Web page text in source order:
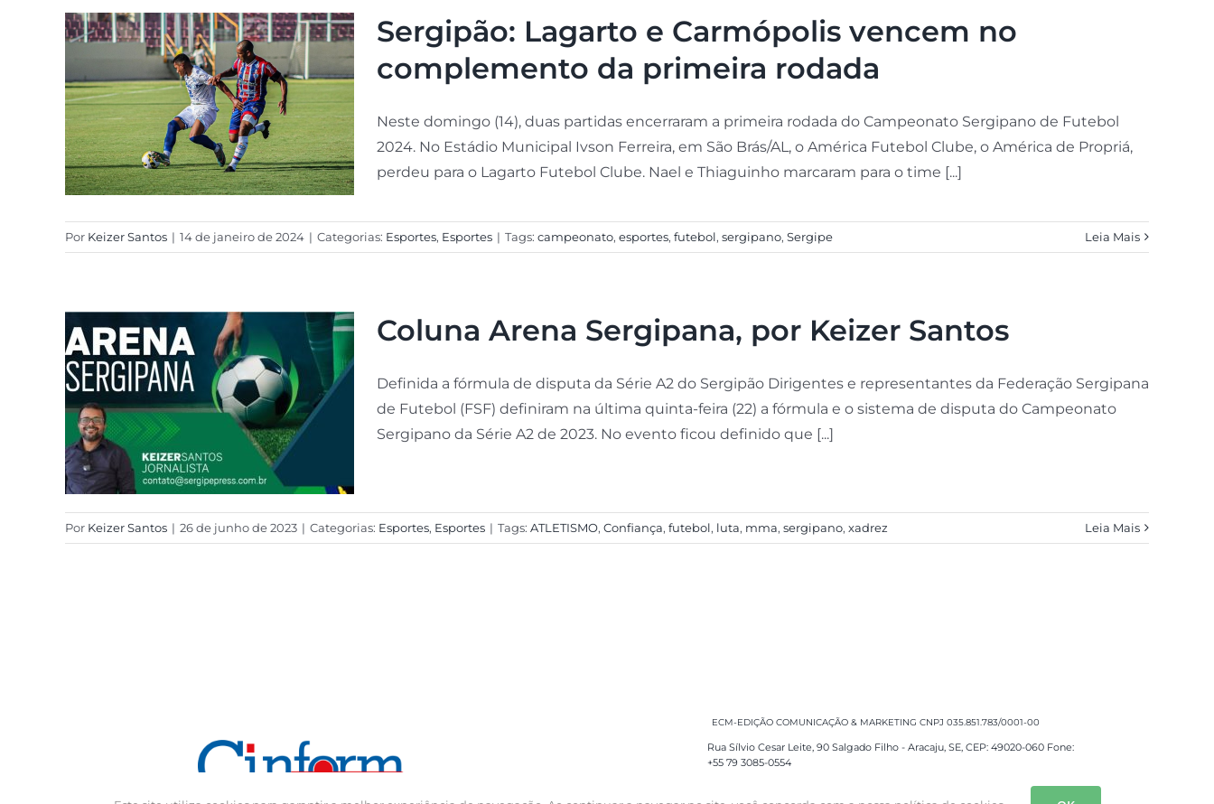
Sergipão: Lagarto e Carmópolis vencem no
complemento da primeira rodada
Neste domingo (14), duas partidas encerraram a primeira rodada do Campeonato Sergipano de Futebol
2024. No Estádio Municipal Ivson Ferreira, em São Brás/AL, o América Futebol Clube, o América de Propriá,
perdeu para o Lagarto Futebol Clube. Nael e Thiaguinho marcaram para o time [...]
Por Keizer Santos | 14 de janeiro de 2024 | Categorias: Esportes, Esportes | Tags: campeonato, esportes, futebol, sergipano, Sergipe Leia Mais
Coluna Arena Sergipana, por Keizer Santos
Definida a fórmula de disputa da Série A2 do Sergipão Dirigentes e representantes da Federação Sergipana
de Futebol (FSF) definiram na última quinta-feira (22) a fórmula e o sistema de disputa do Campeonato
Sergipano da Série A2 de 2023. No evento ficou definido que [...]
Por Keizer Santos | 26 de junho de 2023 | Categorias: Esportes, Esportes | Tags: ATLETISMO, Confiança, futebol, luta, mma, sergipano, xadrez Leia Mais
ECM-EDIÇÃO COMUNICAÇÃO & MARKETING CNPJ 035.851.783/0001-00
Rua Sílvio Cesar Leite, 90 Salgado Filho - Aracaju, SE, CEP: 49020-060 Fone:
+55 79 3085-0554